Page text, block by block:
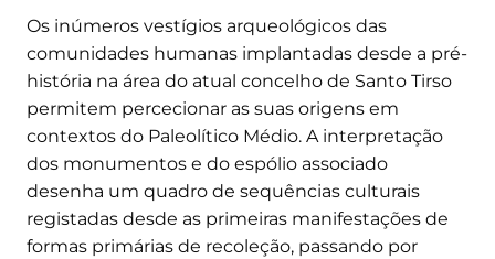
Os inúmeros vestígios arqueológicos das
comunidades humanas implantadas desde a pré-
história na área do atual concelho de Santo Tirso
permitem percecionar as suas origens em
contextos do Paleolítico Médio. A interpretação
dos monumentos e do espólio associado
desenha um quadro de sequências culturais
registadas desde as primeiras manifestações de
formas primárias de recoleção, passando por